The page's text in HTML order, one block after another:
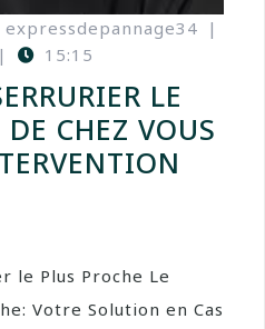
expressdepannage34 |
| 15:15
LE
CHEZ VOUS
le Plus Proche Le
Votre Solution en Cas